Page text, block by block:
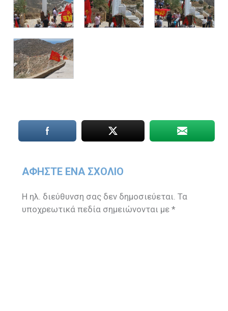
ΑΦΉΣΤΕ ΈΝΑ ΣΧΌΛΙΟ
Η ηλ. διεύθυνση σας δεν δημοσιεύεται. Τα
υποχρεωτικά πεδία σημειώνονται με*